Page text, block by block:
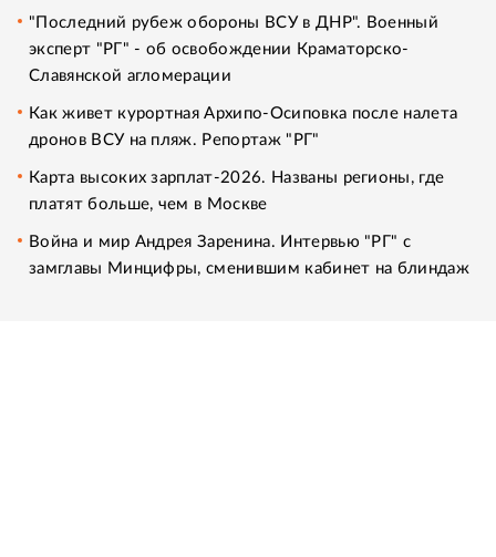
"Последний рубеж обороны ВСУ в ДНР". Военный
эксперт "РГ" - об освобождении Краматорско-
Славянской агломерации
Как живет курортная Архипо-Осиповка после налета
дронов ВСУ на пляж. Репортаж "РГ"
Карта высоких зарплат-2026. Названы регионы, где
платят больше, чем в Москве
Война и мир Андрея Заренина. Интервью "РГ" с
замглавы Минцифры, сменившим кабинет на блиндаж